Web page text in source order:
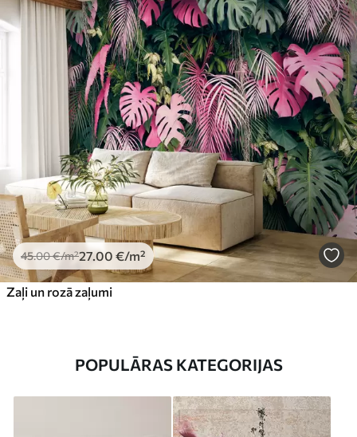
45.00€/m²27.00 €/m²
Zaļi un rozā zaļumi
POPULĀRAS KATEGORIJAS